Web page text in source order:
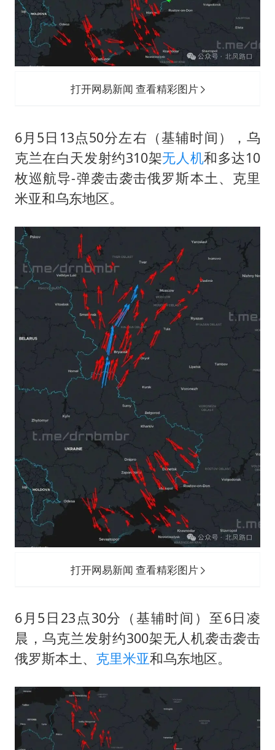
打开网易新闻 查看精彩图片
6月5日13点50分左右（基辅时间），乌
克兰在白天发射约310架无人机和多达10
枚巡航导-弹袭击袭击俄罗斯本土、 克里
米亚和乌东地区。
打开网易新闻 查看精彩图片
6月5日23点30分（基辅时间）至6日凌
晨，乌克兰发射约300架无人机袭击袭击
俄罗斯本土、 克里米亚和乌东地区。